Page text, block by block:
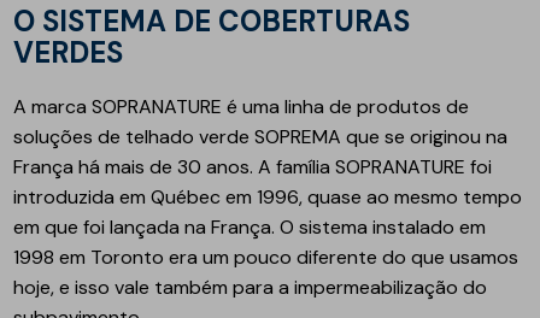
O SISTEMA DE COBERTURAS
VERDES
A marca SOPRANATURE é uma linha de produtos de
soluções de telhado verde SOPREMA que se originou na
França há mais de 30 anos. A família SOPRANATURE foi
introduzida em Québec em 1996, quase ao mesmo tempo
em que foi lançada na França. O sistema instalado em
1998 em Toronto era um pouco diferente do que usamos
hoje, e isso vale também para a impermeabilização do